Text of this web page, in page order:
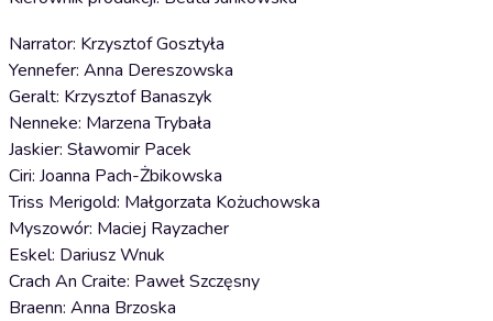
Narrator: Krzysztof Gosztyła
Yennefer: Anna Dereszowska
Geralt: Krzysztof Banaszyk
Nenneke: Marzena Trybała
Jaskier: Sławomir Pacek
Ciri: Joanna Pach-Żbikowska
Triss Merigold: Małgorzata Kożuchowska
Myszowór: Maciej Rayzacher
Eskel: Dariusz Wnuk
Crach An Craite: Paweł Szczęsny
Braenn: Anna Brzoska